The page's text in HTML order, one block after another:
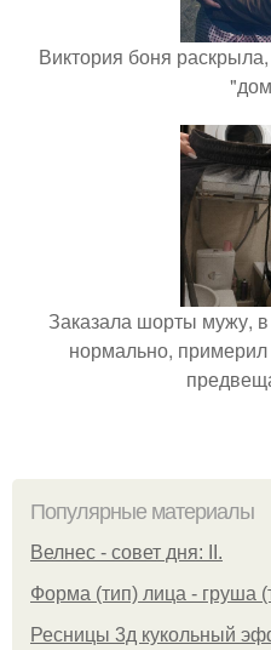
Виктория боня
Заказала шорты мужу,
нормально,
Популярные материалы
Велнес - совет дня: II.
Форма (тип) лица - груша
Ресницы 3д кукольный